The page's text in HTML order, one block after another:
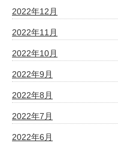
2022年12月
2022年11月
2022年10月
2022年9月
2022年8月
2022年7月
2022年6月